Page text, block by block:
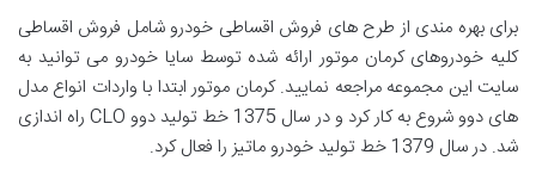
برای بهره مندی از طرح های فروش اقساطی خودرو شامل فروش اقساطی
کلیه خودروهای کرمان موتور ارائه شده توسط سایا خودرو می توانید به
سایت این مجموعه مراجعه نمایید. کرمان موتور ابتدا با واردات انواع مدل
های دوو شروع به کار کرد و در سال 1375 خط تولید دوو CLO راه اندازی
شد. در سال 1379 خط تولید خودرو ماتیز را فعال کرد.